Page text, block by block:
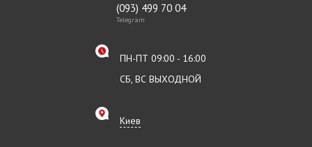
(093) 499 70 04
Telegram
ПН-ПТ 09:00 - 16:00
СБ, ВС ВЫХОДНОЙ
Киев